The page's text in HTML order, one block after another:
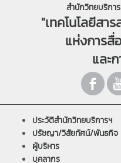
สำนักวิทยบริการ
"เทคโนโลยีสา
แห่งการสื่
และ
ประวัติสำนักวิทยบริการฯ
ปรัชญา/วิสัยทัศน์/พันธกิจ
ผู้บริหาร
บุคลากร